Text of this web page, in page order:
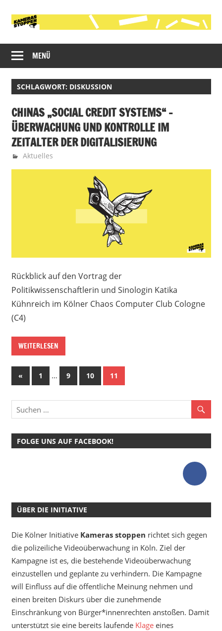
Inhalt
Kameras
stoppen!
gegen
die
Videobeobachtung
öffentlichen
Raum
in
Köln
MENÜ
SCHLAGWORT: DISKUSSION
CHINAS „SOCIAL CREDIT SYSTEMS“ –
ÜBERWACHUNG UND KONTROLLE IM
ZEITALTER DER DIGITALISIERUNG
23. Mai 2019
Martin
Aktuelles
Rückblick auf den Vortrag der
Politikwissenschaftlerin und Sinologin Katika
Kühnreich im Kölner Chaos Computer Club Cologne
(C4)
WEITERLESEN
Seitennummerierung
Beiträge
«Vorherige
Beiträge
1 … 9 10 11
FOLGE UNS AUF FACEBOOK!
ÜBER DIE INITIATIVE
Die Kölner Initiative Kameras stoppen richtet sich gegen
die polizeiliche Videoüberwachung in Köln. Ziel der
Kampagne ist es, die bestehende Videoüberwachung
einzustellen und geplante zu verhindern. Die Kampagne
will Einfluss auf die öffentliche Meinung nehmen und
einen breiten Diskurs über die zunehmende
Einschränkung von Bürger*innenrechten anstoßen. Damit
unterstützt sie eine bereits laufende Klageeines